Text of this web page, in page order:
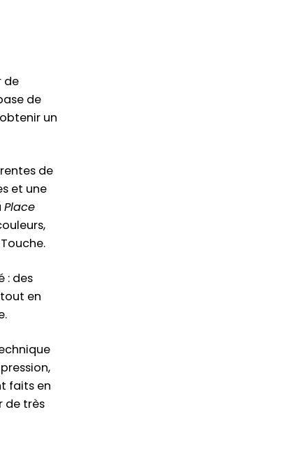
de
de
un
de
et une
Place
: des
en
faits en
de très